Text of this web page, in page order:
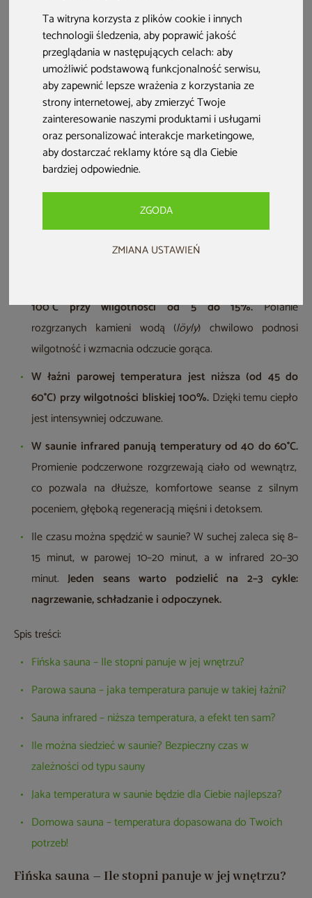
Ta witryna korzysta z plików cookie i innych
technologii śledzenia, aby poprawić jakość
przeglądania w następujących celach:aby
umożliwić podstawową funkcjonalność serwisu,
aby zapewnić lepsze wrażenia z korzystania ze
strony internetowej,aby zmierzyć Twoje
zainteresowanie naszymi produktami i usługami
oraz personalizować interakcje marketingowe,
aby dostarczać reklamy które są dla Ciebie
bardziej odpowiednie.
ZGODA
ZMIANA USTAWIEŃ
saunach suchych temperatura sięga 100°C, podczas gdy w
parowych wynosi około 45°C. Twój organizm jednak odbiera
to ciepło zupełnie inaczej. Sprawdź, dlaczego tak jest!
Temperatura w saunie – co musisz wiedzieć?
100°C przy wilgotności od 5 do 15%.Polanie
rozgrzanych kamieni wodą (löyly) chwilowo podnosi
wilgotność i wzmacnia odczucie gorąca.
W łaźni parowej temperatura jest niższa (od 45 do
60°C) przy wilgotności bliskiej 100%. Dzięki temu ciepło
jest intensywniej odczuwane.
W saunie infrared panują temperatury od 40 do 60°C.
Promienie podczerwone rozgrzewają ciało od wewnątrz,
co pozwala na dłuższe, komfortowe seanse z silnym
poceniem, głęboką regeneracją mięśni i detoksem.
Ile czasu można spędzić w saunie? W suchej zaleca się 8–
15 minut, w parowej 10–20 minut, a w infrared 20–30
minut.Jeden seans warto podzielić na 2–3 cykle:
nagrzewanie, schładzanie i odpoczynek.
Spis treści:
Fińska sauna – Ile stopni panuje w jej wnętrzu?
Parowa sauna – jaka temperatura panuje w takiej łaźni?
Sauna infrared – niższa temperatura, a efekt ten sam?
Ile można siedzieć w saunie? Bezpieczny czas w
zależności od typu sauny
Jaka temperatura w saunie będzie dla Ciebie najlepsza?
Domowa sauna – temperatura dopasowana do Twoich
potrzeb!
Fińska sauna – Ile stopni panuje w jej wnętrzu?